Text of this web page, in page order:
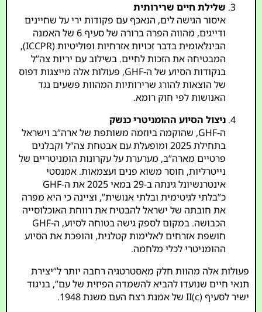
שלילת חיים שרירותית
איסור הגישה לים, הנאכף עם פקודות ירי על שחיינים
ודייגים, מהווה הפרה ברורה של סעיף 6 של האמנה
הבינלאומית בדבר זכויות אזרחיות ופוליטיות (ICCPR),
המבטיחה את הזכות לחיים. בשילוב עם יריות צה”ל
בנקודות הסיוע של ה-GHF, פעולות אלה מייצגות דפוס
של הוצאות להורג שרירותיות המהוות פשעים נגד
האנושות לפי חוק רומא.
ניצול הסיוע ההומניטרי כנשק
ה-GHF, שהוקמה ביוזמה משותפת של ארה”ב וישראל
בתחילת 2025 ומופעלת עם אבטחת צה”ל וקבלנים
פרטיים מארה”ב, מערערת על עקרונות הומניטריים של
נייטרליות, חוסר משוא פנים ועצמאות. אמנסטי
אינטרנשיונל גינתה ב-29 במאי 2025 את ה-GHF
כ”בלתי לגיטימית ובלתי אנושית”, וציינה כי היא מפרה
את חובתה של ישראל להבטיח את רווחת האוכלוסייה
הכבושה. במקום לספק גישה בטוחה לסיוע, ה-GHF
חושפת אזרחים לאלימות קטלנית, והופכת את הסיוע
ההומניטרי לכלי מלחמה.
פעולות אלה מהוות חלק מאסטרטגיה רחבה יותר ל”יצירת
תנאי חיים שנועדו להביא להשמדה הפיזית של עם”, בניגוד
ישיר לסעיף II(c) של אמנת רצח העם משנת 1948.